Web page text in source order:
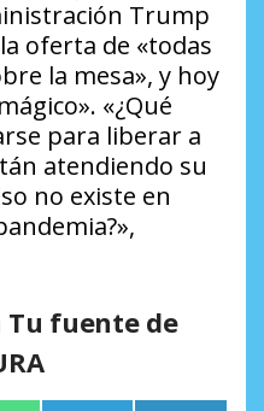
Trump
oferta de «todas
la mesa», y hoy
«¿Qué
para liberar a
atendiendo su
no existe en
Tu fuente de